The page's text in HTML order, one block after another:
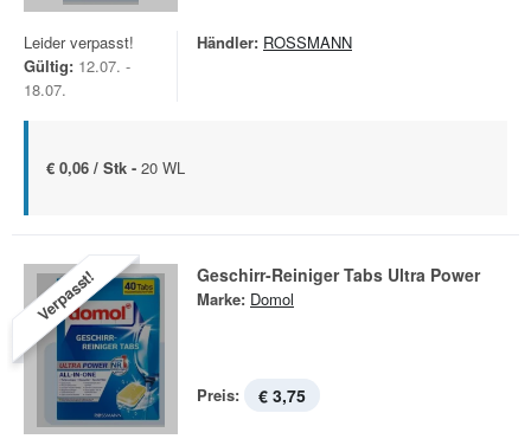
Leider verpasst!
Gültig: 12.07. -
18.07.
Händler: ROSSMANN
€ 0,06 / Stk - 20 WL
Verpasst! Geschirr-Reiniger Tabs Ultra Power
Marke: Domol
Preis: € 3,75